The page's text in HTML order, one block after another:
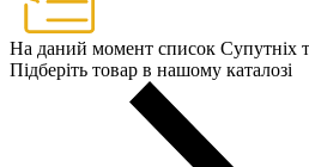
На даний момент список Супутніх
Підберіть товар в нашому каталозі